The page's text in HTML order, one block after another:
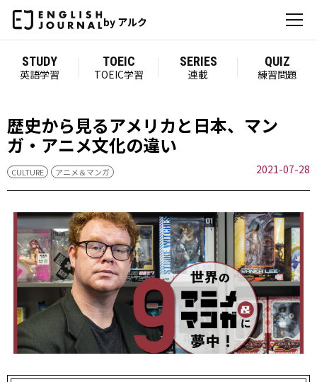
by アルク
STUDY
英語学習
TOEIC
TOEIC学習
SERIES
連載
QUIZ
練習問題
歴史から見るアメリカと日本、マン
ガ・アニメ文化の違い
CULTURE アニメ＆マンガ 2021-07-28